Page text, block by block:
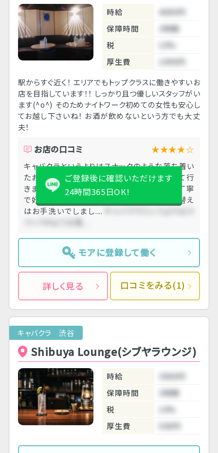
時給
4000円
保障時間
3時間
税
10%
厚生費
1000円
駅からすぐ近く！ エリアでもトップクラスに働きやすいお
店を目指しています！！ しっかり且つ優しいスタッフがい
ます(^o^) そのためナイトワーク初めての女性も安心し
てお越し下さいね！ お酒が飲めないという方でも大丈
夫！
お店の口コミ ★★★★☆
キャバクラというよりはスナックのような落ち着い
たお店だなぁと思いました。 先月に他を通して行
きましたが、私が行った時は男性スタッフは丁寧
で好印象な方々だったなぁと思いました。 着替え
はお手洗いでしまし....
ナックのような落....
ご登録後に確認いただけます
24時間365日OK!
モアに登録して働く
詳しく見る 口コミをみる(1)
キャバクラ 渋谷
Shibuya Lounge(シブヤラウンジ)
時給
3000円
保障時間
3時間
税
10%
厚生費
500円